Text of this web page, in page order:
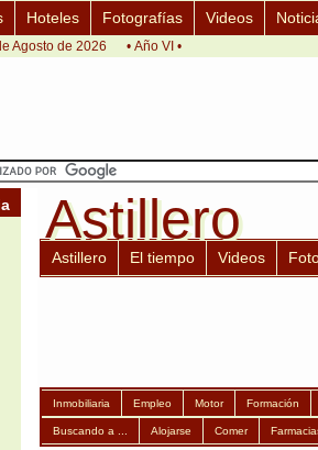
Hoteles Fotografías Videos
Agosto de 2026 • Año VI •
Astillero
Astillero
Astillero El tiempo Videos
Inmobiliaria Empleo Motor Formación
Buscando a ... Alojarse Comer